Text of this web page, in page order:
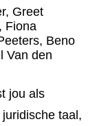
, Greet
, Fiona
, Beno
Van den
jou als
taal,